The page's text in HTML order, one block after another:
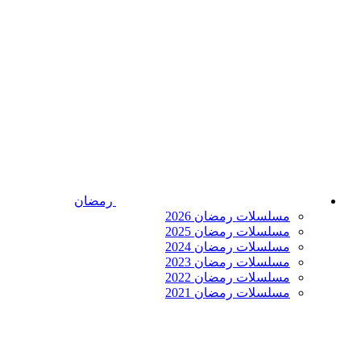
رمضان
مسلسلات رمضان 2026
مسلسلات رمضان 2025
مسلسلات رمضان 2024
مسلسلات رمضان 2023
مسلسلات رمضان 2022
مسلسلات رمضان 2021